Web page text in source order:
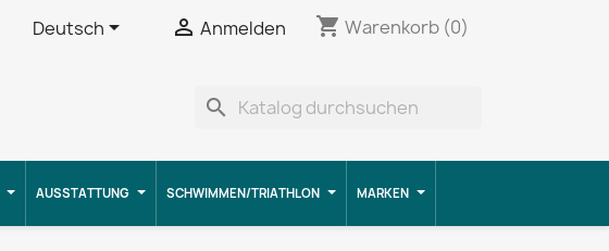
Deutsch  Anmelden shopping_cart Warenkorb (0)
search
AUSSTATTUNG SCHWIMMEN/TRIATHLON MARKEN